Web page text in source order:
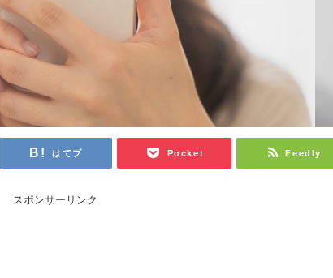
はてブ Pocket Feedly
スポンサーリンク